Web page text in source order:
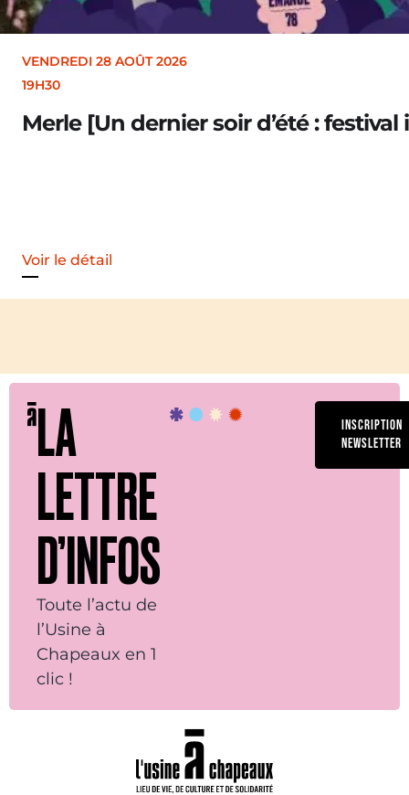
VENDREDI 28 AOÛT 2026
19H30
Merle [Un dernier soir d’été :
Voir le détail
LA
LETTRE
D’INFOS
Toute l’actu de
l’Usine à
Chapeaux en 1
clic !
INSCRIPTION
NEWSLETTER